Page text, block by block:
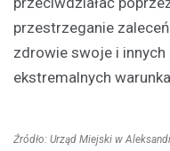
przestrzeganie
zdrowie swoje i
ekstremalnych
Źródło: Urząd Miejski w